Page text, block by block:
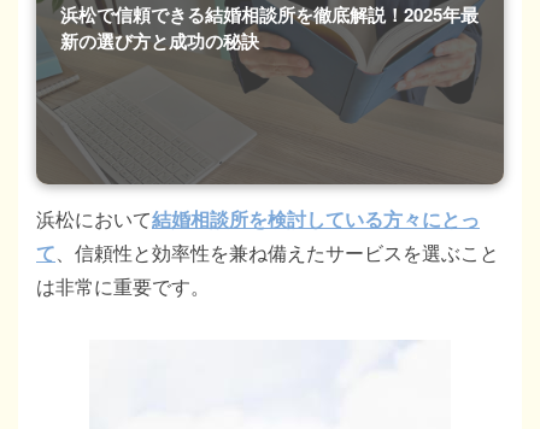
浜松で信頼できる結婚相談所を徹底解説！2025年最
新の選び方と成功の秘訣
浜松において結婚相談所を検討している方々にとっ
て、信頼性と効率性を兼ね備えたサービスを選ぶこと
は非常に重要です。